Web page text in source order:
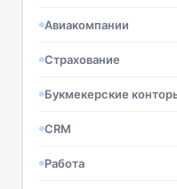
Авиакомпании
Страхование
Букмекерские
CRM
Работа